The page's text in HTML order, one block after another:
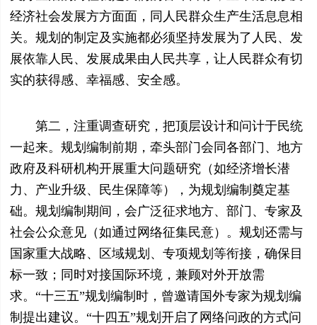
经济社会发展方方面面，同人民群众生产生活息息相
关。规划的制定及实施都必须坚持发展为了人民、发
展依靠人民、发展成果由人民共享，让人民群众有切
实的获得感、幸福感、安全感。
第二，注重调查研究，把顶层设计和问计于民统
一起来。规划编制前期，牵头部门会同各部门、地方
政府及科研机构开展重大问题研究（如经济增长潜
力、产业升级、民生保障等），为规划编制奠定基
础。规划编制期间，会广泛征求地方、部门、专家及
社会公众意见（如通过网络征集民意）。规划还需与
国家重大战略、区域规划、专项规划等衔接，确保目
标一致；同时对接国际环境，兼顾对外开放需
求。“十三五”规划编制时，曾邀请国外专家为规划编
制提出建议。“十四五”规划开启了网络问政的方式问